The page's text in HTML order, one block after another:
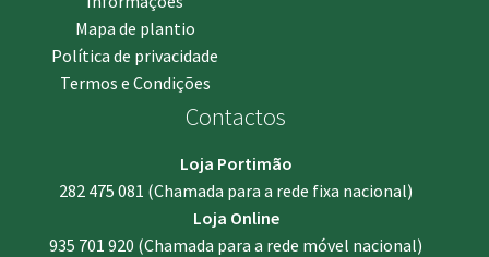
Mapa de plantio
Política de privacidade
Termos e Condições
Contactos
Loja Portimão
282 475 081 (Chamada para a rede fixa nacional)
Loja Online
935 701 920 (Chamada para a rede móvel nacional)